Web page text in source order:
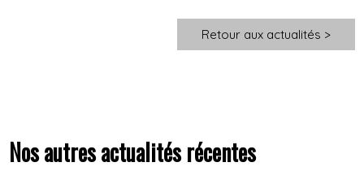
Retour aux actualités >
Nos autres actualités récentes